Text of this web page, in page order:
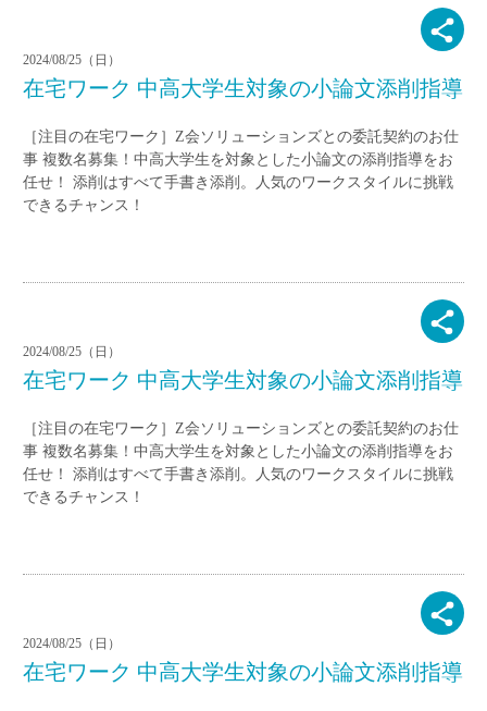
2024/08/25（日）
在宅ワーク 中高大学生対象の小論文添削指導
［注目の在宅ワーク］Z会ソリューションズとの委託契約のお仕
事 複数名募集！中高大学生を対象とした小論文の添削指導をお
任せ！ 添削はすべて手書き添削。人気のワークスタイルに挑戦
できるチャンス！
2024/08/25（日）
在宅ワーク 中高大学生対象の小論文添削指導
［注目の在宅ワーク］Z会ソリューションズとの委託契約のお仕
事 複数名募集！中高大学生を対象とした小論文の添削指導をお
任せ！ 添削はすべて手書き添削。人気のワークスタイルに挑戦
できるチャンス！
2024/08/25（日）
在宅ワーク 中高大学生対象の小論文添削指導